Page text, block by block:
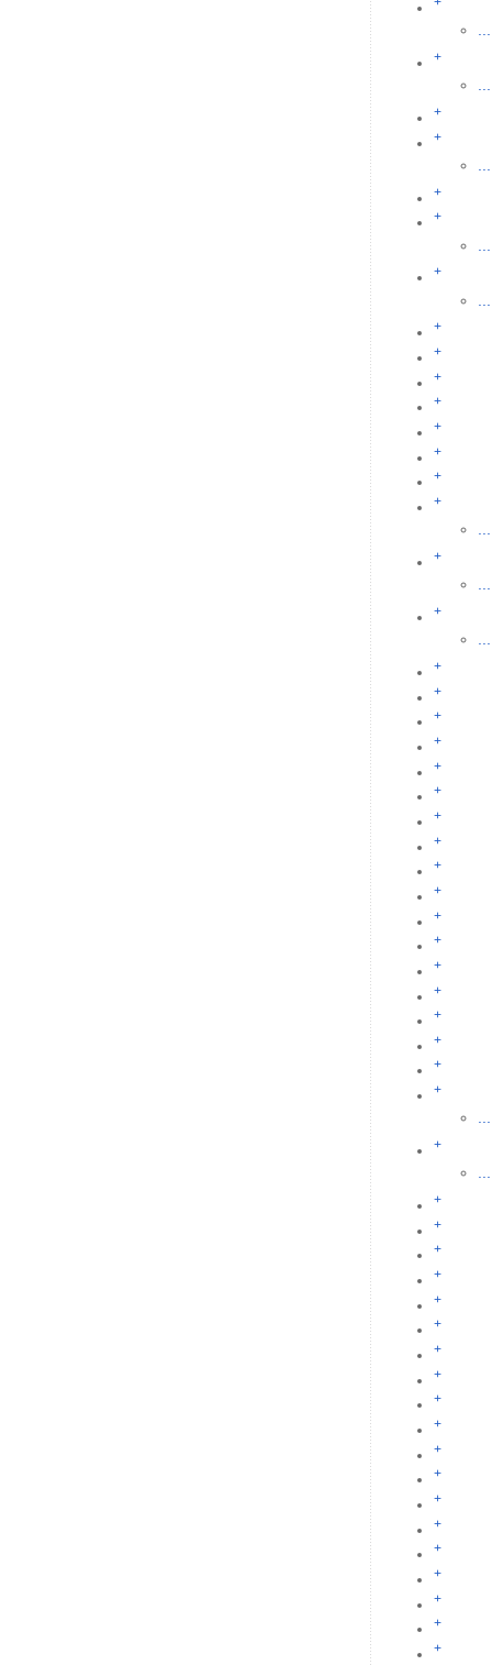
...
+
...
+
+
+
+
+
+
+
+
+
+
+
+
+
...
+
...
+
...
+
+
+
+
+
+
+
+
+
+
+
+
+
+
+
+
+
+
...
+
...
+
+
+
+
+
+
+
+
+
+
+
+
+
+
+
+
+
+
+